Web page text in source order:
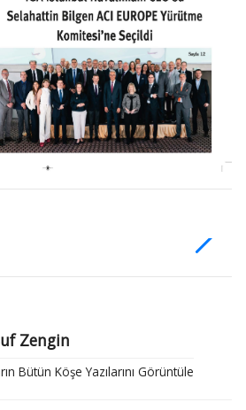
Zengin
Bütün Köşe Yazılarını Görüntüle